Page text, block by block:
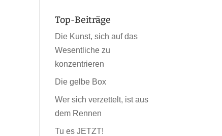
Top-Beiträge
Die Kunst, sich auf das
Wesentliche zu
konzentrieren
Die gelbe Box
Wer sich verzettelt, ist aus
dem Rennen
Tu es JETZT!